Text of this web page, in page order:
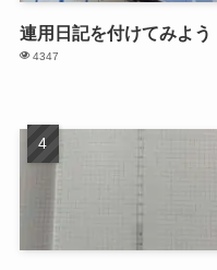
連用日記を付けてみよう
4347